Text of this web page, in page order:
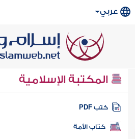
عربي
المكتبة الإسلامية
كتب PDF